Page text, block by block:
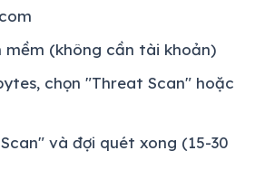
mềm (không cần tài khoản)
chọn "Threat Scan" hoặc
và đợi quét xong (15-30